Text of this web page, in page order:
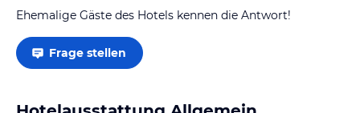
Ehemalige Gäste des Hotels kennen die Antwort!
Frage stellen